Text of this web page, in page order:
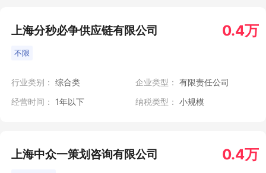
上海分秒必争供应链有限公司 0.4万
不限
行业类别： 综合类 企业类型： 有限责任公司
经营时间：
1年以下 纳税类型： 小规模
上海中众一策划咨询有限公司 0.4万